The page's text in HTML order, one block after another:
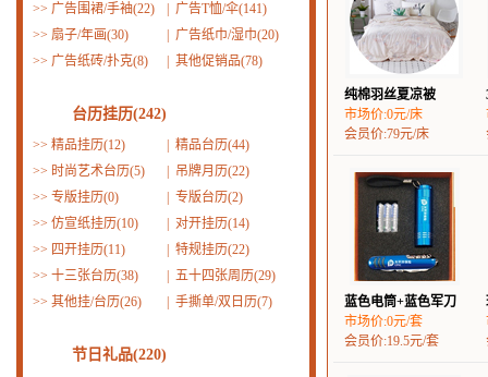
>> 广告围裙/手袖(22)
广告T恤/伞(141)
>> 扇子/年画(30)
广告纸巾/湿巾(20)
>> 广告纸砖/扑克(8) 其他促销品(78)
台历挂历(242)
>> 精品挂历(12)
精品台历(44)
>> 时尚艺术台历(5)
吊牌月历(22)
>> 专版挂历(0)
专版台历(2)
>> 仿宣纸挂历(10)
对开挂历(14)
>> 四开挂历(11)
特规挂历(22)
>> 十三张台历(38)
五十四张周历(29)
>> 其他挂/台历(26) 手撕单/双日历(7)
节日礼品(220)
纯棉羽丝夏凉被
市场价:0元/床
会员价:79元/床
蓝色电筒+蓝色军刀
市场价:0元/套
会员价:19.5元/套